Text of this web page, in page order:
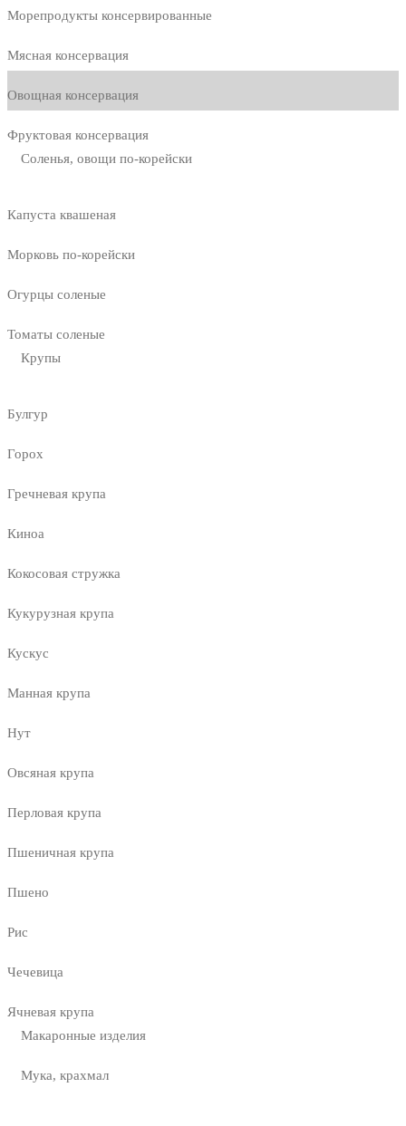
Морепродукты консервированные
Мясная консервация
Овощная консервация
Фруктовая консервация
Соленья, овощи по-корейски
Капуста квашеная
Морковь по-корейски
Огурцы соленые
Томаты соленые
Крупы
Булгур
Горох
Гречневая крупа
Киноа
Кокосовая стружка
Кукурузная крупа
Кускус
Манная крупа
Нут
Овсяная крупа
Перловая крупа
Пшеничная крупа
Пшено
Рис
Чечевица
Ячневая крупа
Макаронные изделия
Мука, крахмал